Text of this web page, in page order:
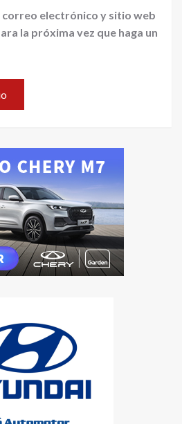
electrónico y sitio web
la próxima vez que haga un